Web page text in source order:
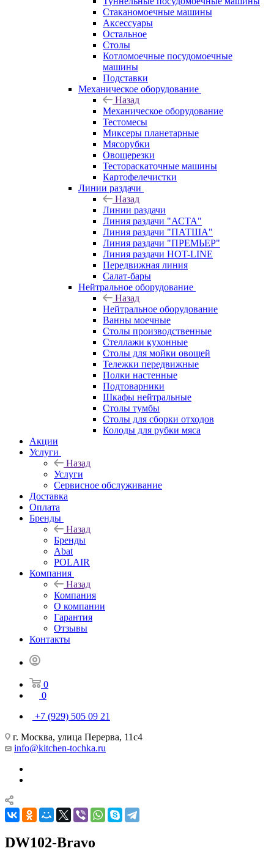
Стаканомоечные машины
Аксессуары
Остальное
Столы
Котломоечные посудомоечные
машины
Подставки
Механическое оборудование
Назад
Механическое оборудование
Тестомесы
Миксеры планетарные
Мясорубки
Овощерезки
Тестораскаточные машины
Картофелечистки
Линии раздачи
Назад
Линии раздачи
Линия раздачи "АСТА"
Линия раздачи "ПАТША"
Линия раздачи "ПРЕМЬЕР"
Линия раздачи HOT-LINE
Передвижная линия
Салат-бары
Нейтральное оборудование
Назад
Нейтральное оборудование
Ванны моечные
Столы производственные
Стеллажи кухонные
Столы для мойки овощей
Тележки передвижные
Полки настенные
Подтоварники
Шкафы нейтральные
Столы тумбы
Столы для сборки отходов
Колоды для рубки мяса
Акции
Услуги
Назад
Услуги
Сервисное обслуживание
Доставка
Оплата
Бренды
Назад
Бренды
Abat
POLAIR
Компания
Назад
Компания
О компании
Гарантия
Отзывы
Контакты
0
0
+7 (929) 505 09 21
г. Москва, улица Перерва, 11с4
info@kitchen-tochka.ru
DW102-Bravo